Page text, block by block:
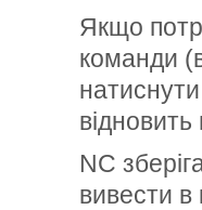
Якщо
команди
відновить
NC
вивести